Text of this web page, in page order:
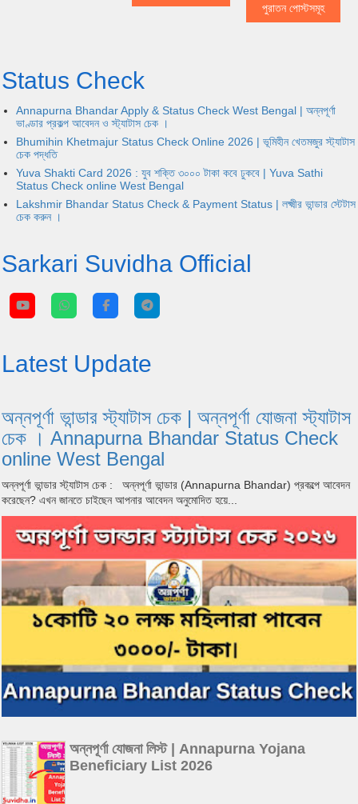
পুরাতন পোস্টসমূহ
Status Check
Annapurna Bhandar Apply & Status Check West Bengal | অন্নপূর্ণা
ভাণ্ডার প্রকল্প আবেদন ও স্ট্যাটাস চেক ।
Bhumihin Khetmajur Status Check Online 2026 | ভূমিহীন খেতমজুর স্ট্যাটাস
চেক পদ্ধতি
Yuva Shakti Card 2026 : যুব শক্তি ৩০০০ টাকা কবে ঢুকবে | Yuva Sathi
Status Check online West Bengal
Lakshmir Bhandar Status Check & Payment Status | লক্ষ্মীর ভান্ডার স্টেটাস
চেক করুন ।
Sarkari Suvidha Official
Latest Update
অন্নপূর্ণা ভান্ডার স্ট্যাটাস চেক | অন্নপূর্ণা যোজনা স্ট্যাটাস
চেক । Annapurna Bhandar Status Check
online West Bengal
অন্নপূর্ণা ভান্ডার স্ট্যাটাস চেক : অন্নপূর্ণা ভান্ডার (Annapurna Bhandar) প্রকল্পে আবেদন
করেছেন? এখন জানতে চাইছেন আপনার আবেদন অনুমোদিত হয়ে...
অন্নপূর্ণা যোজনা লিস্ট | Annapurna Yojana
Beneficiary List 2026